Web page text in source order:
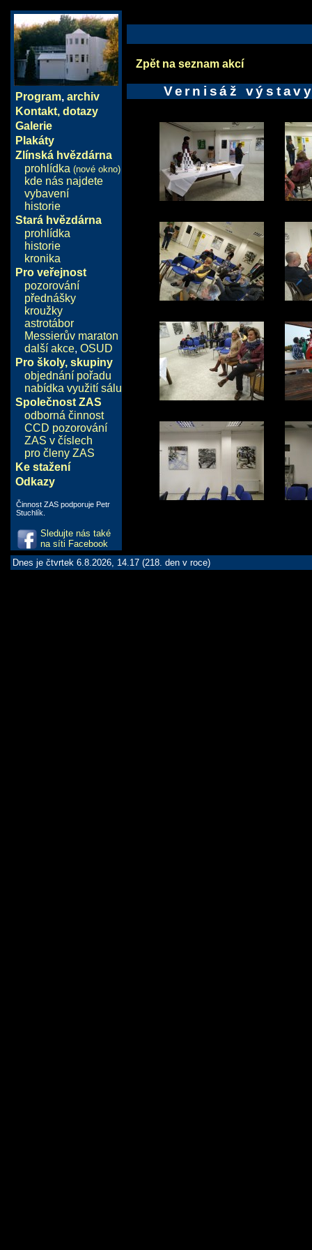
Program, archiv
Kontakt, dotazy
Galerie
Plakáty
Zlínská hvězdárna
prohlídka (nové okno)
kde nás najdete
vybavení
historie
Stará hvězdárna
prohlídka
historie
kronika
Pro veřejnost
pozorování
přednášky
kroužky
astrotábor
Messierův maraton
další akce, OSUD
Pro školy, skupiny
objednání pořadu
nabídka využití sálu
Společnost ZAS
odborná činnost
CCD pozorování
ZAS v číslech
pro členy ZAS
Ke stažení
Odkazy
Činnost ZAS podporuje Petr
Stuchlík.
Sledujte nás také
na síti Facebook
Zpět na seznam akcí
Vernisáž
Dnes je čtvrtek 6.8.2026, 14.17 (218. den v roce)